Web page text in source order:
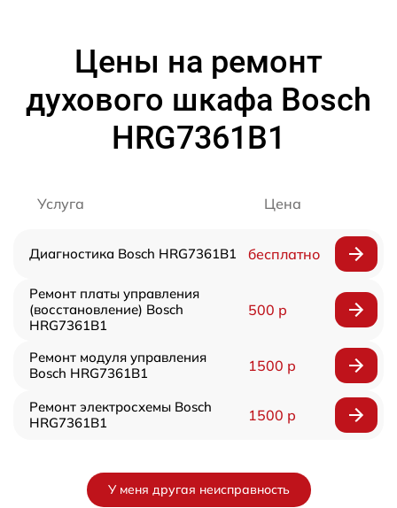
Цены на ремонт
духового шкафа Bosch
HRG7361B1
Услуга Цена
Диагностика Bosch HRG7361B1 бесплатно
Ремонт платы управления
(восстановление) Bosch
HRG7361B1
500 р
Ремонт модуля управления
Bosch HRG7361B1
1500 р
Ремонт электросхемы Bosch
HRG7361B1
1500 р
У меня другая неисправность